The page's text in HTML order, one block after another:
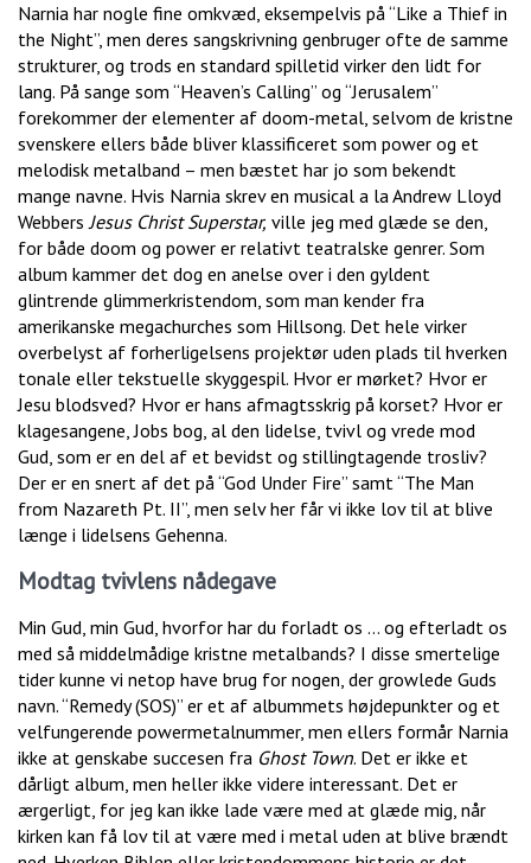
Narnia har nogle fine omkvæd, eksempelvis på “Like a Thief in
the Night”, men deres sangskrivning genbruger ofte de samme
strukturer, og trods en standard spilletid virker den lidt for
lang. På sange som “Heaven’s Calling” og “Jerusalem”
forekommer der elementer af doom-metal, selvom de kristne
svenskere ellers både bliver klassificeret som power og et
melodisk metalband – men bæstet har jo som bekendt
mange navne. Hvis Narnia skrev en musical a la Andrew Lloyd
WebbersJesus Christ Superstar, ville jeg med glæde se den,
for både doom og power er relativt teatralske genrer. Som
album kammer det dog en anelse over i den gyldent
glintrende glimmerkristendom, som man kender fra
amerikanske megachurches som Hillsong. Det hele virker
overbelyst af forherligelsens projektør uden plads til hverken
tonale eller tekstuelle skyggespil. Hvor er mørket? Hvor er
Jesu blodsved? Hvor er hans afmagtsskrig på korset? Hvor er
klagesangene, Jobs bog, al den lidelse, tvivl og vrede mod
Gud, som er en del af et bevidst og stillingtagende trosliv?
Der er en snert af det på “God Under Fire” samt “The Man
from Nazareth Pt. II”, men selv her får vi ikke lov til at blive
længe i lidelsens Gehenna.
Modtag tvivlens nådegave
Min Gud, min Gud, hvorfor har du forladt os … og efterladt os
med så middelmådige kristne metalbands? I disse smertelige
tider kunne vi netop have brug for nogen, der growlede Guds
navn. “Remedy (SOS)” er et af albummets højdepunkter og et
velfungerende powermetalnummer, men ellers formår Narnia
ikke at genskabe succesen fra Ghost Town. Det er ikke et
dårligt album, men heller ikke videre interessant. Det er
ærgerligt, for jeg kan ikke lade være med at glæde mig, når
kirken kan få lov til at være med i metal uden at blive brændt